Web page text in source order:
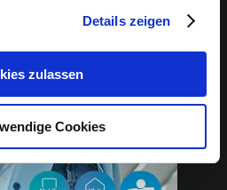
Details zeigen
zulassen
Cookies